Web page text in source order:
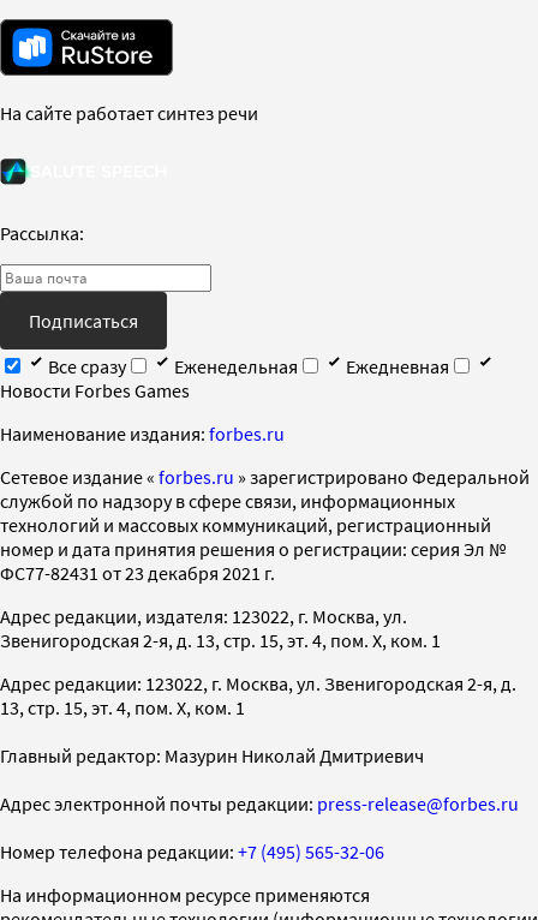
На сайте работает синтез речи
Рассылка:
Подписаться
Все сразу
Еженедельная
Ежедневная
Новости Forbes Games
Наименование издания: forbes.ru
Cетевое издание « forbes.ru » зарегистрировано Федеральной
службой по надзору в сфере связи, информационных
технологий и массовых коммуникаций, регистрационный
номер и дата принятия решения о регистрации: серия Эл №
ФС77-82431 от 23 декабря 2021 г.
Адрес редакции, издателя: 123022, г. Москва, ул.
Звенигородская 2-я, д. 13, стр. 15, эт. 4, пом. X, ком. 1
Адрес редакции: 123022, г. Москва, ул. Звенигородская 2-я, д.
13, стр. 15, эт. 4, пом. X, ком. 1
Главный редактор: Мазурин Николай Дмитриевич
Адрес электронной почты редакции: press-release@forbes.ru
Номер телефона редакции: +7 (495) 565-32-06
На информационном ресурсе применяются